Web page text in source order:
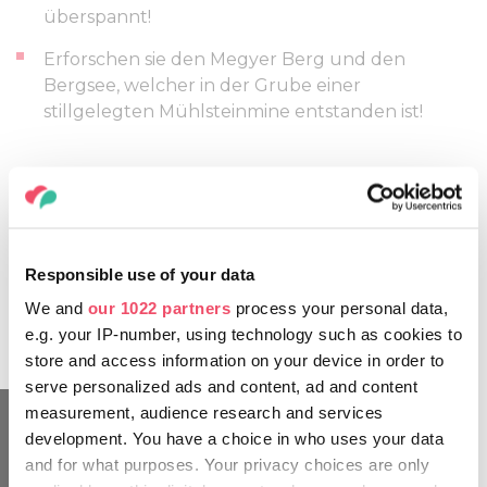
Responsible use of your data
We and our 1022 partners process your personal data,
e.g. your IP-number, using technology such as cookies to
store and access information on your device in order to
serve personalized ads and content, ad and content
measurement, audience research and services
development. You have a choice in who uses your data
and for what purposes. Your privacy choices are only
überspannt!
Erforschen sie den Megyer Berg und den
Bergsee, welcher in der Grube einer
stillgelegten Mühlsteinmine entstanden ist!
Architekt: Ede Károlyi, Miklós Ybl
Die Bauzeit: Ende des 16. Jahrhunderts/Mitte des 18.
Öffnungszeiten: 2021 zweite Jahreshälfte - der Park ist für
Besucher geöffnet